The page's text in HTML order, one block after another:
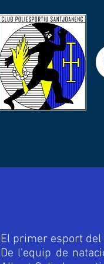
El primer esport del
De l'equip de